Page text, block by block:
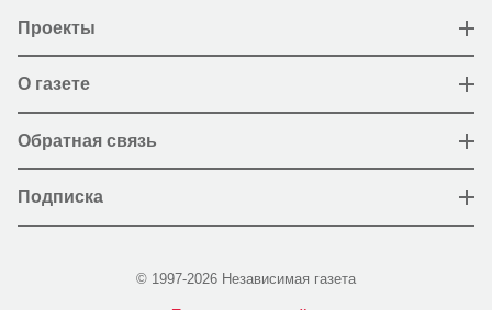
Проекты
О газете
Обратная связь
Подписка
© 1997-2026 Независимая газета